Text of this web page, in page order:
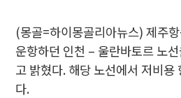
(몽골=하이몽골리아뉴스) 제주
운항하던 인천 – 울란바토르 노
고 밝혔다. 해당 노선에서 저비용
다.